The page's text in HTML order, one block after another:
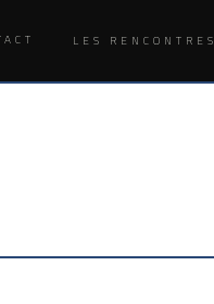
LES RENCONTRES